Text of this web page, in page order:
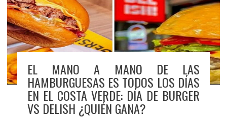
EL MANO A MANO DE LAS
HAMBURGUESAS ES TODOS LOS DÍAS
EN EL COSTA VERDE: DÍA DE BURGER
VS DELISH ¿QUIÉN GANA?